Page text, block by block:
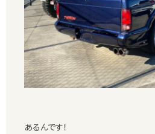
あるんです！